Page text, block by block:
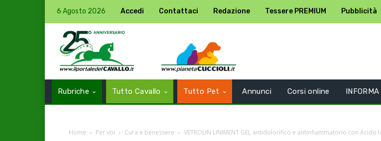
6 Agosto 2026 Accedi Contattaci Redazione Tessere PREMIUM Pubblicità
Rubriche Tutto Cavallo Tutto Pet Annunci Corsi online INFORMA
Home Per voi Cura e benessere VETROLIN LINIMENT GEL antidolorifico e antinfiammatorio con Acido